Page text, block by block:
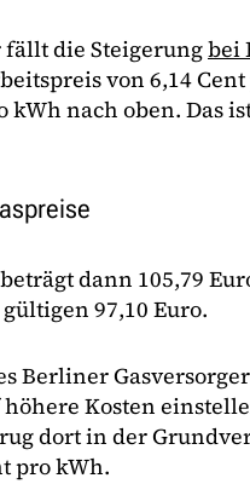
die Steigerungbei
von 6,14
kWh nach oben. Das
dann 105,79
97,10 Euro.
Berliner
Kosten
dort in der
pro kWh.